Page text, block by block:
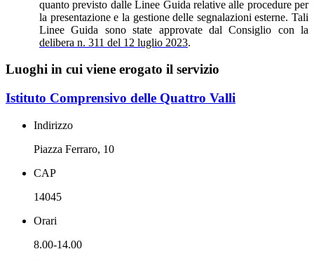
quanto previsto dalle Linee Guida relative alle procedure per
la presentazione e la gestione delle segnalazioni esterne. Tali
Linee Guida sono state approvate dal Consiglio con la
delibera n. 311 del 12 luglio 2023.
Luoghi in cui viene erogato il servizio
Istituto Comprensivo delle Quattro Valli
Indirizzo
Piazza Ferraro, 10
CAP
14045
Orari
8.00-14.00